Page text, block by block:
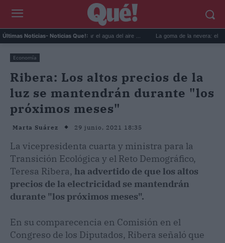
Últimas Noticias- Noticias Que!:
usos prácticos para reutilizar el agua del aire ... La goma de la nevera: el truco
Economía
Ribera: Los altos precios de la
luz se mantendrán durante "los
próximos meses"
Marta Suárez 29 junio, 2021 18:35
La vicepresidenta cuarta y ministra para la
Transición Ecológica y el Reto Demográfico,
Teresa Ribera, ha advertido de que los altos
precios de la electricidad se mantendrán
durante "los próximos meses".
En su comparecencia en Comisión en el
Congreso de los Diputados, Ribera señaló que